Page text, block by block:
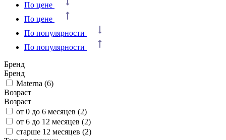
По цене
По цене
По популярности
По популярности
Бренд
Бренд
Materna (6)
Возраст
Возраст
от 0 до 6 месяцев (2)
от 6 до 12 месяцев (2)
старше 12 месяцев (2)